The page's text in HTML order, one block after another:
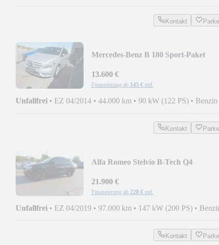
Kontakt
Mercedes-Benz B 180 Sport-Paket
13.600 €
Finanzierung ab 145 € mtl.
Unfallfrei • EZ 04/2014 • 44.000 km • 90 kW (122 PS) • Benzin
Kontakt
Alfa Romeo Stelvio B-Tech Q4
21.900 €
Finanzierung ab 228 € mtl.
Unfallfrei • EZ 04/2019 • 97.000 km • 147 kW (200 PS) •
Kontakt